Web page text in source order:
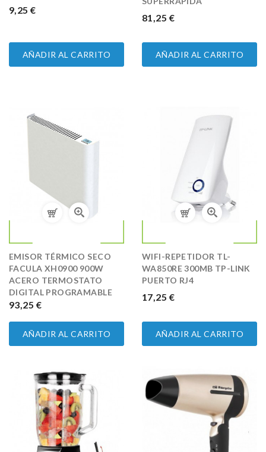
PRECIO
9,25 €
AÑADIR AL CARRITO
PRECIO
81,25 €
AÑADIR AL CARRITO
EMISOR TÉRMICO SECO
FACULA XH0900 900W
ACERO TERMOSTATO
DIGITAL PROGRAMABLE
PRECIO
93,25 €
AÑADIR AL CARRITO
WIFI-REPETIDOR TL-
WA850RE 300MB TP-LINK
PUERTO RJ4
PRECIO
17,25 €
AÑADIR AL CARRITO